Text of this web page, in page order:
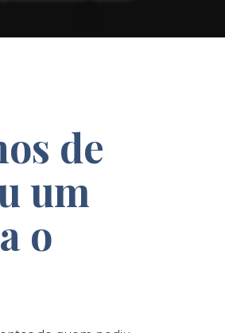
de
um
o